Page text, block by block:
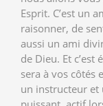
Esprit. C’est un
raisonner, de
aussi un ami
de Dieu. Et
sera à vos côtés
un instructeur et